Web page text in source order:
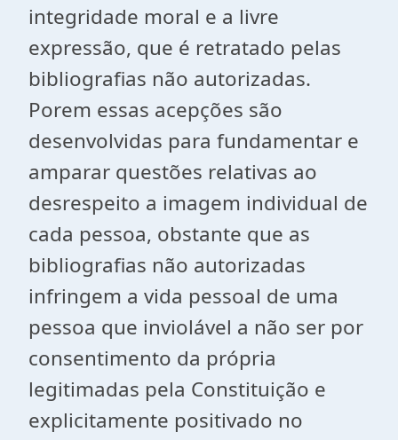
integridade moral e a livre
expressão, que é retratado pelas
bibliografias não autorizadas.
Porem essas acepções são
desenvolvidas para fundamentar e
amparar questões relativas ao
desrespeito a imagem individual de
cada pessoa, obstante que as
bibliografias não autorizadas
infringem a vida pessoal de uma
pessoa que inviolável a não ser por
consentimento da própria
legitimadas pela Constituição e
explicitamente positivado no